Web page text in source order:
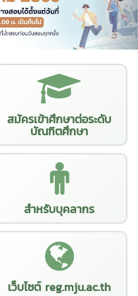
สมัครเข้าศึกษาต่อระดับ
บัณฑิตศึกษา
สำหรับบุคลากร
เว็บไซต์ reg.mju.ac.th